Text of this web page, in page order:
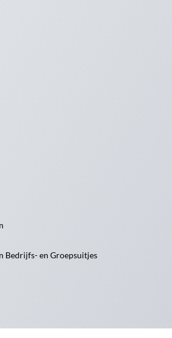
Bedrijfs- en Groepsuitjes